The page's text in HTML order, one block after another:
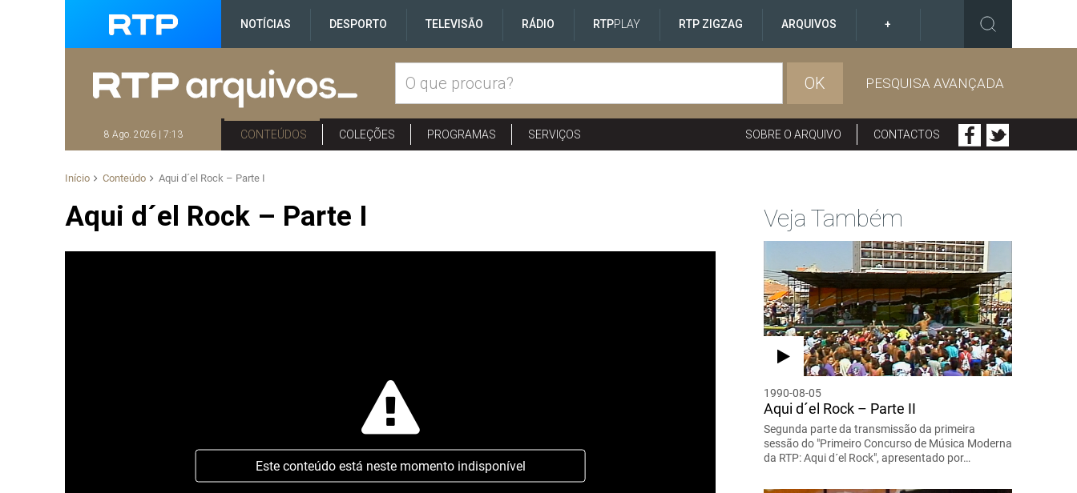
NOTÍCIAS DESPORTO TELEVISÃO RÁDIO RTPPLAY RTP ZIGZAG ARQUIVOS +
OK PESQUISA AVANÇADA
8 Ago. 2026 | 7:13 CONTEÚDOS COLEÇÕES PROGRAMAS SERVIÇOS SOBRE O ARQUIVO CONTACTOS
Início Conteúdo Aqui d´el Rock – Parte I
Aqui d´el Rock – Parte I
Este conteúdo está neste momento indisponível
Veja Também
1990-08-05
Aqui d´el Rock – Parte II
Segunda parte da transmissão da primeira
sessão do "Primeiro Concurso de Música Moderna
da RTP: Aqui d´el Rock", apresentado por…